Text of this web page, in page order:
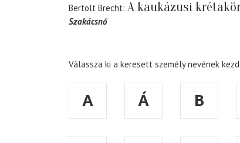
Bertolt Brecht A kaukázusi
Szakácsnő
Válassza ki a keresett személy nevének
A Á B